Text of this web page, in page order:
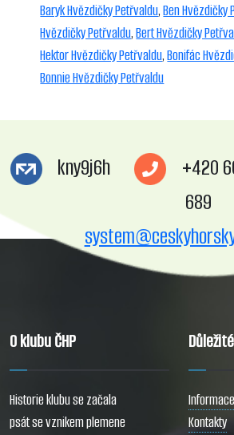
Baryk Hvězdičky Petřvaldu,Ben Hvězdičky
Hvězdičky Petřvaldu,Bert Hvězdičky
Hektor Hvězdičky Petřvaldu,Bonifác
Bonnie Hvězdičky Petřvaldu
kny9j6h
+420
O klubu ČHP
Historie klubu se začala
psát se vznikem plemene
Kontakty